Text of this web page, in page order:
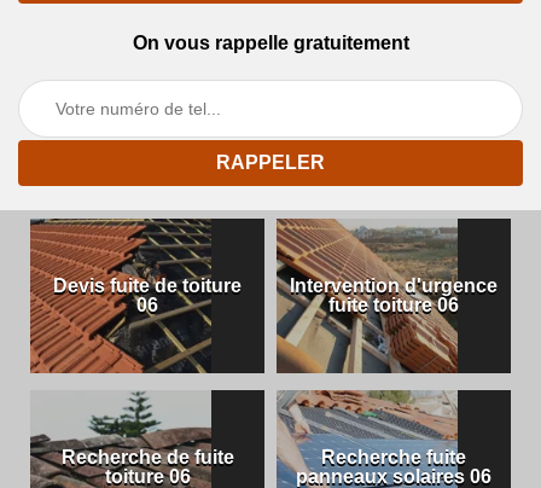
On vous rappelle gratuitement
Devis fuite de toiture
06
Intervention d'urgence
fuite toiture 06
Recherche de fuite
toiture 06
Recherche fuite
panneaux solaires 06